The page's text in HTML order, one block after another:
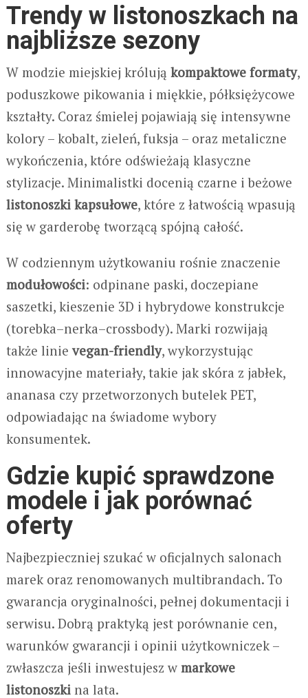
Trendy w listonoszkach na
najbliższe sezony
W modzie miejskiej królują kompaktowe formaty,
poduszkowe pikowania i miękkie, półksiężycowe
kształty. Coraz śmielej pojawiają się intensywne
kolory – kobalt, zieleń, fuksja – oraz metaliczne
wykończenia, które odświeżają klasyczne
stylizacje. Minimalistki docenią czarne i beżowe
listonoszki kapsułowe, które z łatwością wpasują
się w garderobę tworzącą spójną całość.
W codziennym użytkowaniu rośnie znaczenie
modułowości: odpinane paski, doczepiane
saszetki, kieszenie 3D i hybrydowe konstrukcje
(torebka–nerka–crossbody). Marki rozwijają
także linievegan-friendly, wykorzystując
innowacyjne materiały, takie jak skóra z jabłek,
ananasa czy przetworzonych butelek PET,
odpowiadając na świadome wybory
konsumentek.
Gdzie kupić sprawdzone
modele i jak porównać
oferty
Najbezpieczniej szukać w oficjalnych salonach
marek oraz renomowanych multibrandach. To
gwarancja oryginalności, pełnej dokumentacji i
serwisu. Dobrą praktyką jest porównanie cen,
warunków gwarancji i opinii użytkowniczek –
zwłaszcza jeśli inwestujesz w markowe
listonoszkina lata.